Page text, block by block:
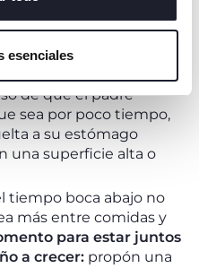
en utilizar
esenciales
menos media hora
para evitar
Recuerde que
de que el padre
sea por poco tiempo,
a su estómago
una superficie alta o
tiempo boca abajo no
más entre comidas y
para estar juntos
a crecer: propón una